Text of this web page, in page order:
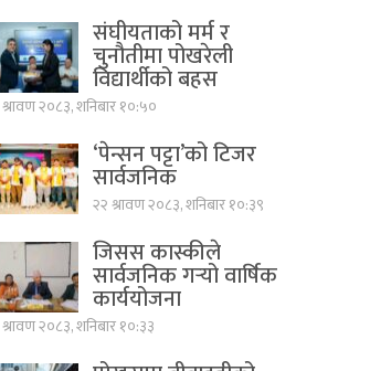
संघीयताको मर्म र
चुनौतीमा पोखरेली
विद्यार्थीको बहस
२०८३, शनिबार १०:५०
‘पेन्सन पट्टा’को टिजर
सार्वजनिक
२२ श्रावण २०८३, शनिबार १०:३९
जिसस कास्कीले
सार्वजनिक गर्‍यो वार्षिक
कार्ययोजना
२०८३, शनिबार १०:३३